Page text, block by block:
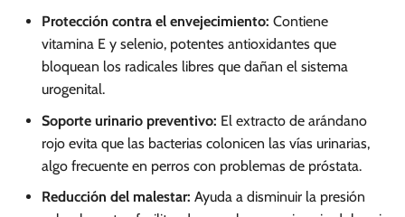
Protección contra el envejecimiento: Contiene
vitamina E y selenio, potentes antioxidantes que
bloquean los radicales libres que dañan el sistema
urogenital.
Soporte urinario preventivo: El extracto de arándano
rojo evita que las bacterias colonicen las vías urinarias,
algo frecuente en perros con problemas de próstata.
Reducción del malestar: Ayuda a disminuir la presión